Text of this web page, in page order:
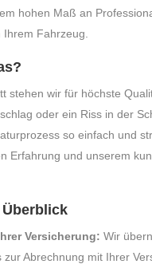
hohen Maß an
Fahrzeug.
stehen wir für höchste
oder ein Riss in der
so einfach und
Erfahrung und unserem
Versicherung: Wir
Abrechnung mit Ihrer